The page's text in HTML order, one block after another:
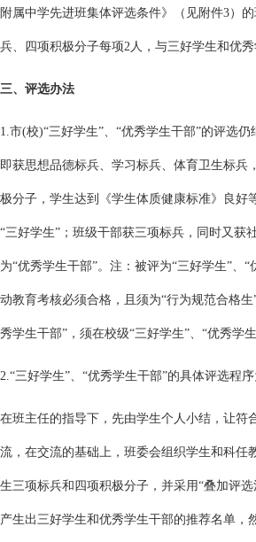
附属中学先进班集体评选条件》（见附件3）
兵、四项积极分子每项2人，与三好学生和优秀
三、评选办法
1.市(校)“三好学生”、“优秀学生干部”的评选仍
即获思想品德标兵、学习标兵、体育卫生标兵
极分子，学生达到《学生体质健康标准》良好
“三好学生”；班级干部获三项标兵，同时又获
为“优秀学生干部”。注：被评为“三好学生”、
动教育考核必须合格，且须为“行为规范合格生
秀学生干部”，须在校级“三好学生”、“优秀学
2.“三好学生”、“优秀学生干部”的具体评选程序
在班主任的指导下，先由学生个人小结，让符
流，在交流的基础上，班委会组织学生和科任
生三项标兵和四项积极分子，并采用“叠加评选
产生出三好学生和优秀学生干部的推荐名单，